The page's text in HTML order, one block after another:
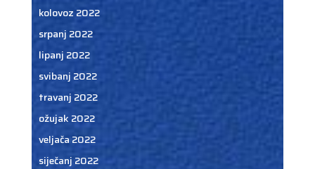
kolovoz 2022
srpanj 2022
lipanj 2022
svibanj 2022
travanj 2022
ožujak 2022
veljača 2022
siječanj 2022